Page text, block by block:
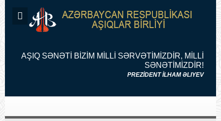
AŞIQ SƏNƏTİ BİZİM MİLLİ SƏRVƏTİMİZDİR, MİLLİ
SƏNƏTİMİZDİR!
PREZİDENT İLHAM ƏLIYEV